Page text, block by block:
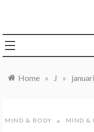
Home » J » januari
MIND & BODY MIND &